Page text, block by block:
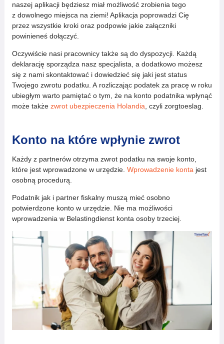
naszej aplikacji będziesz miał możliwość zrobienia tego
z dowolnego miejsca na ziemi! Aplikacja poprowadzi Cię
przez wszystkie kroki oraz podpowie jakie załączniki
powinieneś dołączyć.
Oczywiście nasi pracownicy także są do dyspozycji. Każdą
deklarację sporządza nasz specjalista, a dodatkowo możesz
się z nami skontaktować i dowiedzieć się jaki jest status
Twojego zwrotu podatku. A rozliczając podatek za pracę w roku
ubiegłym warto pamiętać o tym, że na konto podatnika wpłynąć
może także zwrot ubezpieczenia Holandia, czyli zorgtoeslag.
Konto na które wpłynie zwrot
Każdy z partnerów otrzyma zwrot podatku na swoje konto,
które jest wprowadzone w urzędzie. Wprowadzenie kontajest
osobną procedurą.
Podatnik jak i partner fiskalny muszą mieć osobno
potwierdzone konto w urzędzie. Nie ma możliwości
wprowadzenia w Belastingdienst konta osoby trzeciej.